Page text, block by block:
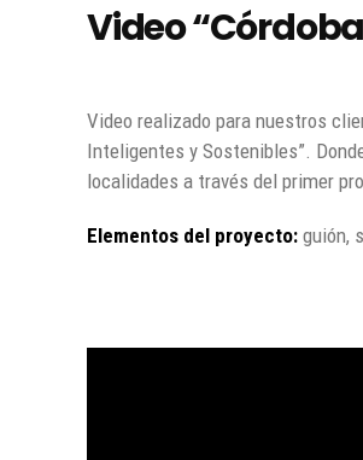
Video
Video realizado para nuestros
Inteligentes y Sostenibles”.
localidades a través del primer
Elementos del proyecto: guión,